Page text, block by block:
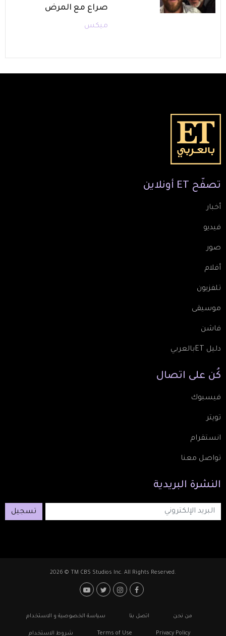
صراع مع المرض
ميكس
تصفّح ET أونلاين
أخبار
فيديو
صور
أفلام
تلفزيون
موسيقى
فاشن
دليل ETبالعربي
كُن على اتصال
فيسبوك
تويتر
انستقرام
تواصل معنا
النشرة البريدية
تسجيل
2026 © TM CBS Studios Inc. All Rights Reserved.
Footer: Social Media
Footerمن نحن اتصل بنا سياسة الخصوصية و الاستخدام
Privacy Policy
Terms of Use شروط الاستخدام